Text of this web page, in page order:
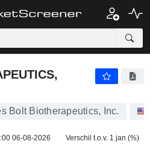
Bolt Biotherapeutics, Inc.
06-08-2026 Verschil t.o.v. 1 jan (%)